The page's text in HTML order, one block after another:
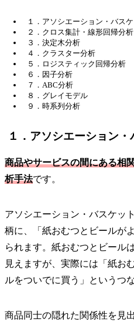
１．アソシエーション・バス
２．クロス集計・線形回帰分析
３．決定木分析
４．クラスター分析
５．ロジスティック回帰分析
６．因子分析
７．ABC分析
８．グレイモデル
９．時系列分析
１．アソシエーション
商品やサービスの間にある相
析手法です。
アソシエーション・バスケッ
柄に、「紙おむつとビールが
られます。紙おむつとビール
見えますが、実際には「紙お
ルをついでに買う」というつ
商品同士の隠れた関係性を見